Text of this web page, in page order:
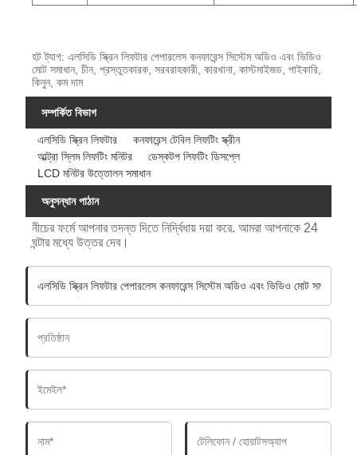
হট ট্যাগ: এলসিডি স্ক্রিন লিফটার পেপারলেস কনফারেন্স সিস্টেম অডিও এবং ভিডিও
মোট সমাধান, চীন, প্রস্তুতকারক, সরবরাহকারী, কারখানা, কাস্টমাইজড, পাইকারি,
কিনুন, কম দাম
সম্পর্কিত বিভাগ
এলসিডি স্ক্রিন লিফটার
কনফারেন্স টেবিল লিফটিং স্ক্রীন
আল্ট্রা স্লিম লিফটিং মনিটর
ডেস্কটপ লিফটিং ডিসপ্লে
LCD মনিটর উত্তোলন সমাধান
অনুসন্ধান পাঠান
নীচের ফর্মে আপনার তদন্ত দিতে নির্দ্বিধায় দয়া করে. আমরা আপনাকে 24
ঘন্টার মধ্যে উত্তর দেব।